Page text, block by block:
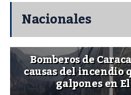
Nacionales
Bomberos de
causas del incendio
galpones en